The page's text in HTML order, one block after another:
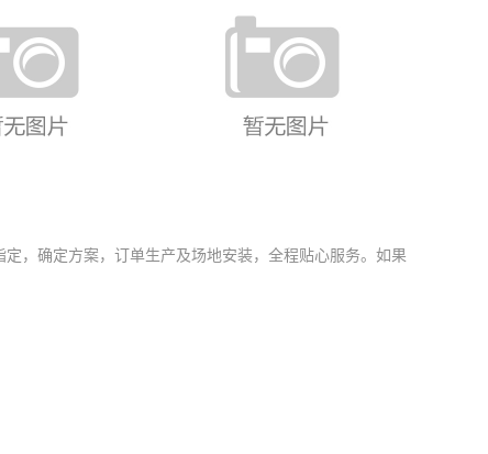
松木座椅 FY-011 钢结构座椅
，确定方案，订单生产及场地安装，全程贴心服务。如果